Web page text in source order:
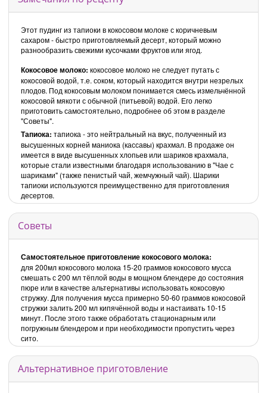
Этот пудинг из тапиоки в кокосовом молоке с коричневым
сахаром - быстро приготовляемый десерт, который можно
разнообразить свежими кусочками фруктов или ягод.
Кокосовое молоко: кокосовое молоко не следует путать с
кокосовой водой, т.е. соком, который находится внутри незрелых
плодов. Под кокосовым молоком понимается смесь измельчённой
кокосовой мякоти с обычной (питьевой) водой. Его легко
приготовить самостоятельно, подробнее об этом в разделе
"Советы".
Тапиока: тапиока - это нейтральный на вкус, полученный из
высушенных корней маниока (кассавы) крахмал. В продаже он
имеется в виде высушенных хлопьев или шариков крахмала,
которые стали известными благодаря использованию в "Чае с
шариками" (также пенистый чай, жемчужный чай). Шарики
тапиоки используются преимущественно для приготовления
десертов.
Советы
Самостоятельное приготовление кокосового молока:
для 200мл кокосового молока 15-20 граммов кокосового мусса
смешать с 200 мл тёплой воды в мощном блендере до состояния
пюре или в качестве альтернативы использовать кокосовую
стружку. Для получения мусса примерно 50-60 граммов кокосовой
стружки залить 200 мл кипячённой воды и настаивать 10-15
минут. После этого также обработать стационарным или
погружным блендером и при необходимости пропустить через
сито.
Альтернативное приготовление